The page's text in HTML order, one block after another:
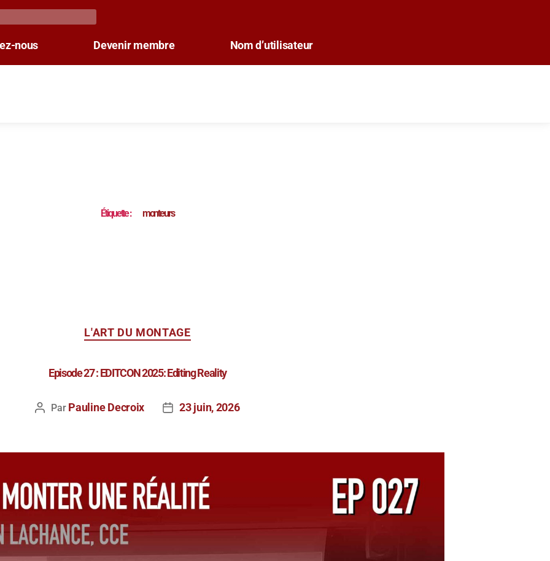
nous Devenir membre Nom d’utilisateur
Étiquette : monteurs
L'ART DU MONTAGE
Episode 27 : EDITCON 2025: Editing Reality
Par Pauline Decroix 23 juin, 2026